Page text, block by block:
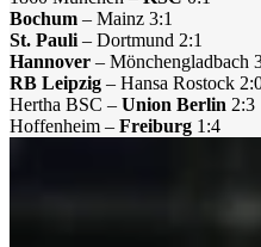
Bochum – Mainz 3:1
St. Pauli – Dortmund 2:1
Hannover – Mönchengladbach
RB Leipzig – Hansa Rostock
Hertha BSC – Union Berlin 2:3
Hoffenheim – Freiburg 1:4